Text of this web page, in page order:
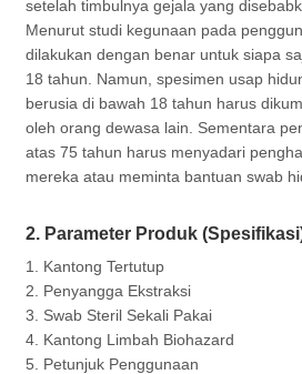
setelah timbulnya gejala yang
Menurut studi kegunaan pada
dilakukan dengan benar untuk siapa
18 tahun. Namun, spesimen usap
berusia di bawah 18 tahun harus
oleh orang dewasa lain. Sementara
atas 75 tahun harus menyadari
mereka atau meminta bantuan swab
2. Parameter Produk
1. Kantong Tertutup
2. Penyangga Ekstraksi
3. Swab Steril Sekali Pakai
4. Kantong Limbah Biohazard
5. Petunjuk Penggunaan